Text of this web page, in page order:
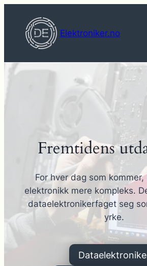
innhold
Elektroniker.no
Fremtidens
For hver dag som
elektronikk mere kompleks.
dataelektronikerfaget seg
yrke.